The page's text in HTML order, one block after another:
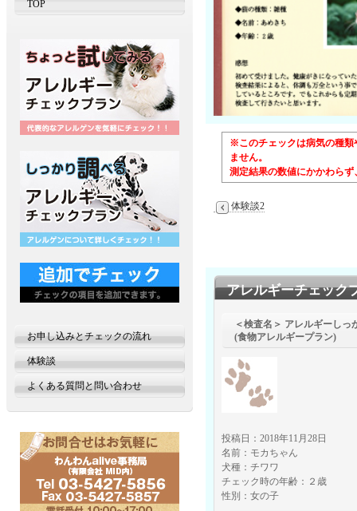
※このチェックは病気の種類
ません。
測定結果の数値にかかわら
体験談2
アレルギーチェック
＜検査名＞ アレルギーし
(食物アレルギープラン)
投稿日：2018年11月28日
名前：モカちゃん
犬種：チワワ
チェック時の年齢：２歳
性別：女の子
TOP
お申し込みとチェックの流れ
体験談
よくある質問と問い合わせ